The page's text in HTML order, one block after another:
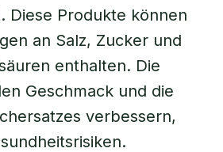
Diese Produkte können
an Salz, Zucker und
enthalten. Die
Geschmack und die
verbessern,